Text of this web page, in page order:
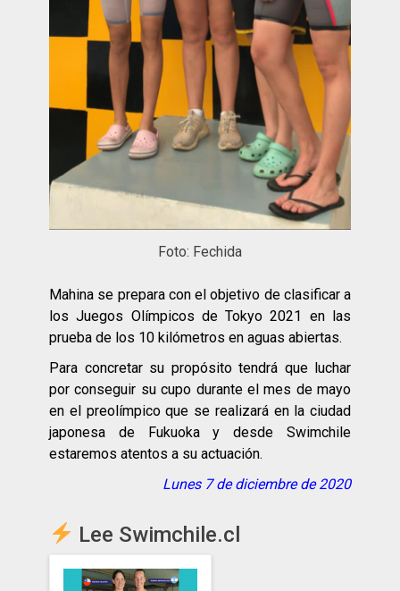
Foto: Fechida
Mahina se prepara con el objetivo de clasificar a
los Juegos Olímpicos de Tokyo 2021 en las
prueba de los 10 kilómetros en aguas abiertas.
Para concretar su propósito tendrá que luchar
por conseguir su cupo durante el mes de mayo
en el preolímpico que se realizará en la ciudad
japonesa de Fukuoka y desde Swimchile
estaremos atentos a su actuación.
Lunes 7 de diciembre de 2020
Lee Swimchile.cl